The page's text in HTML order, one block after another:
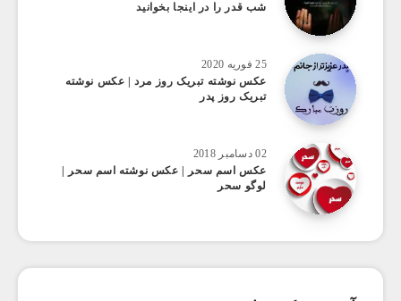
شب قدر را در اینجا بخوانید
25 فوریه 2020
عکس نوشته تبریک روز مرد | عکس نوشته
تبریک روز پدر
02 دسامبر 2018
عکس اسم سحر | عکس نوشته اسم سحر |
لوگو سحر